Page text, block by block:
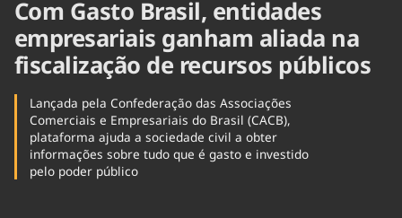
Com Gasto Brasil, entidades
empresariais ganham aliada na
fiscalização de recursos públicos
Lançada pela Confederação das Associações
Comerciais e Empresariais do Brasil (CACB),
plataforma ajuda a sociedade civil a obter
informações sobre tudo que é gasto e investido
pelo poder público